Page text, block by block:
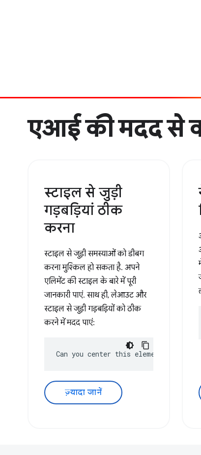
एआई की मदद से
स्टाइल से जुड़ी
गड़बड़ियां ठीक
करना
स्टाइल से जुड़ी समस्याओं को डीबग
करना मुश्किल हो सकता है. अपने
एलिमेंट की स्टाइल के बारे में पूरी
जानकारी पाएं. साथ ही, लेआउट और
स्टाइल से जुड़ी गड़बड़ियों को ठीक
करने में मदद पाएं:
Can you center this element?
ज़्यादा जानें